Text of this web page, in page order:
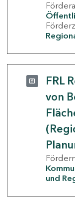
FRL
von
und